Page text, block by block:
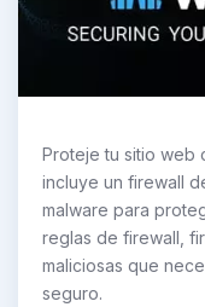
Proteje tu sitio web
incluye un firewall
malware para
reglas de firewall,
maliciosas que
seguro.